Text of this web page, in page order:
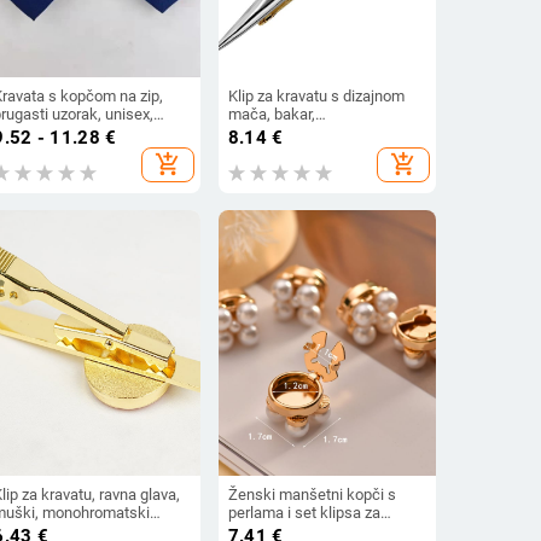
s kopčom na zip,
uzorak, unisex,
2025
- 11.28 €
add_shopping_cart
Klip za kravatu s dizajnom
mača, bakar,
elektropokovljenje, muški
8.14€
add_shopping_cart
za kravatu, ravna glava,
monohromatski
cinkova zliatina +
€
Ženski manšetni kopči s
perlama i set klipsa za
ovratnik u korejskom stilu
7.41 €